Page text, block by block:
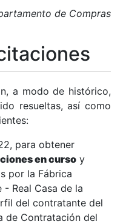
de Compras
a modo de histórico,
resueltas, así como
para obtener
en curso y
por la Fábrica
Real Casa de la
del contratante del
de Contratación del